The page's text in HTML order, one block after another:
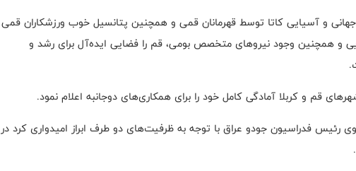
و آسیایی کاتا توسط قهرمانان قمی و همچنین پتانسیل خوب ورزشکاران قمی
و همچنین وجود نیروهای متخصص بومی، قم را فضایی ایده‌آل برای رشد و
قم و کربلا آمادگی کامل خود را برای همکاری‌های دوجانبه اعلام نمود.
رئیس فدراسیون جودو عراق با توجه به ظرفیت‌های دو طرف ابراز امیدواری کرد در